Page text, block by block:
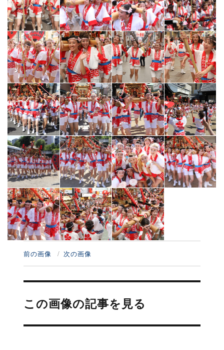
前の画像 次の画像
投
ナ
ビ
ー
この画像の記事を見る